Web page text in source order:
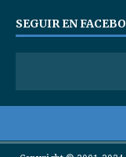
SEGUIR EN